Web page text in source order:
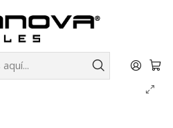
Suples Vitaminas y Minerales
PACK X10- Vidanova® Suples